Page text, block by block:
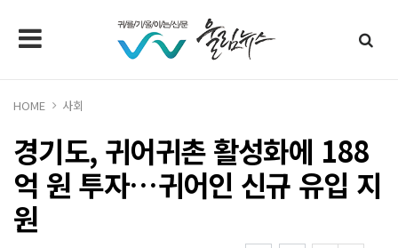
HOME 사회
경기도, 귀어귀촌 활성화에 188
억 원 투자…귀어인 신규 유입 지
원